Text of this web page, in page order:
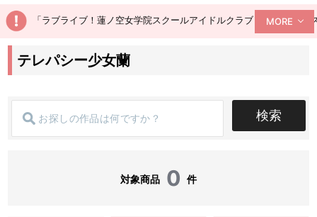
「ラブライブ！蓮ノ空女学院スクールアイドルクラブ ぬいぐるみ
MORE
テレパシー少女蘭
検索
対象商品 0 件